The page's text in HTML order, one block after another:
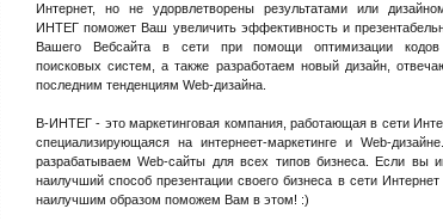
Интернет, но не удорвлетворены результатами или
ИНТЕГ поможет Ваш увеличить эффективность и
Вашего Вебсайта в сети при помощи оптимизации
поисковых систем, а также разработаем новый дизайн,
последним тенденциям Web-дизайна.
В-ИНТЕГ - это маркетинговая компания, работающая в сети
специализирующаяся на интернеет-маркетинге и Web-
разрабатываем Web-сайты для всех типов бизнеса. Если вы
наилучший способ презентации своего бизнеса в сети
наилучшим образом поможем Вам в этом! :)